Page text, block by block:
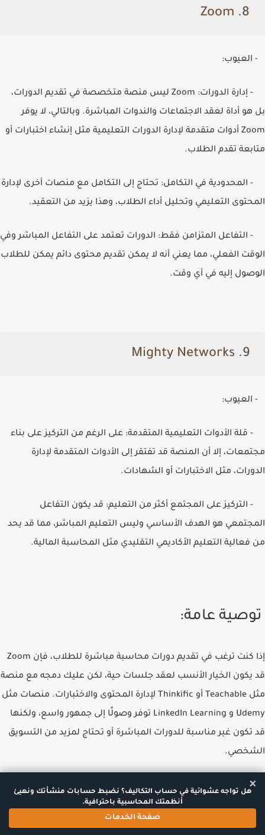
8.
Zoom
- العيوب:
- إدارة الدورات: Zoom ليس منصة متخصصة في تقديم الدورات،
بل هو أداة لعقد الاجتماعات والندوات المباشرة. وبالتالي، لا يوفر
Zoom أدوات متقدمة لإدارة الدورات التعليمية مثل إنشاء اختبارات أو
متابعة تقدم الطلاب.
- المحدودية في التكامل: تحتاج إلى التكامل مع منصات أخرى لإدارة
المحتوى التعليمي وتحليل أداء الطلاب، وهذا يزيد من التعقيد.
- التفاعل المتزامن فقط: الدورات تعتمد على التفاعل المباشر وفي
الوقت الفعلي، مما يعني أنه لا يمكن تقديم محتوى دائم يمكن للطلاب
الوصول إليه في أي وقت.
9.
Mighty Networks
- العيوب:
- قلة الأدوات التعليمية المتقدمة: على الرغم من التركيز على بناء
مجتمعات، إلا أن المنصة قد تفتقر إلى الأدوات المتقدمة لإدارة
الدورات، مثل الاختبارات أو الشهادات.
- التركيز على المجتمع أكثر من التعليم: قد يكون التفاعل
المجتمعي هو الهدف الأساسي وليس التعليم المباشر، مما قد يحد
من فعالية التعليم الأكاديمي التقليدي مثل المحاسبة المالية.
توصية عامة:
إذا كنت ترغب في تقديم دورات محاسبة مباشرة للطلاب، فإن Zoom
قد يكون الخيار الأنسب لعقد جلسات حية، لكن عليك دمجه مع منصة
مثل Teachable أو Thinkific لإدارة المحتوى والاختبارات. منصات مثل
Udemy و LinkedIn Learning توفر وصولًا إلى جمهور واسع، ولكنها
قد تكون غير مناسبة للدورات المباشرة أو تحتاج لمزيد من التسويق
الشخصي.
يمكنك الحصول على دورة مميزة في المحاسبة والإدارة المالية ×
هل تواجه عشوائية في حساب التكاليف؟ نضبط حسابات منشأتك ونهيئ
أنظمتك المحاسبية باحترافية.
صفحة الخدمات